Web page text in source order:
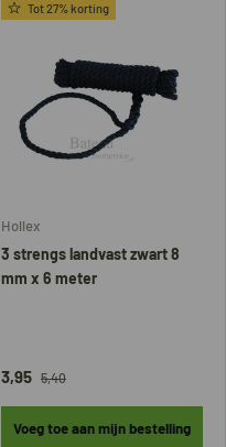
Tot 27% korting
Hollex
3 strengs landvast zwart 8
mm x 6 meter
3,95 5,40
Voeg toe aan mijn bestelling